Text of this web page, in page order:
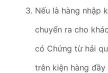
Nếu là hàng nhập
chuyển ra cho
có Chứng từ hải
trên kiện hàng đầy